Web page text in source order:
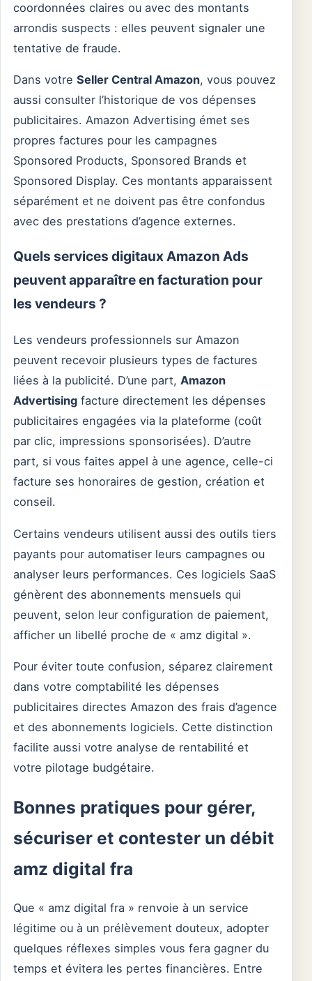
coordonnées claires ou avec des montants
arrondis suspects : elles peuvent signaler une
tentative de fraude.
Dans votre Seller Central Amazon, vous pouvez
aussi consulter l’historique de vos dépenses
publicitaires. Amazon Advertising émet ses
propres factures pour les campagnes
Sponsored Products, Sponsored Brands et
Sponsored Display. Ces montants apparaissent
séparément et ne doivent pas être confondus
avec des prestations d’agence externes.
Quels services digitaux Amazon Ads
peuvent apparaître en facturation pour
les vendeurs ?
Les vendeurs professionnels sur Amazon
peuvent recevoir plusieurs types de factures
liées à la publicité. D’une part, Amazon
Advertising facture directement les dépenses
publicitaires engagées via la plateforme (coût
par clic, impressions sponsorisées). D’autre
part, si vous faites appel à une agence, celle-ci
facture ses honoraires de gestion, création et
conseil.
Certains vendeurs utilisent aussi des outils tiers
payants pour automatiser leurs campagnes ou
analyser leurs performances. Ces logiciels SaaS
génèrent des abonnements mensuels qui
peuvent, selon leur configuration de paiement,
afficher un libellé proche de « amz digital ».
Pour éviter toute confusion, séparez clairement
dans votre comptabilité les dépenses
publicitaires directes Amazon des frais d’agence
et des abonnements logiciels. Cette distinction
facilite aussi votre analyse de rentabilité et
votre pilotage budgétaire.
Bonnes pratiques pour gérer,
sécuriser et contester un débit
amz digital fra
Que « amz digital fra » renvoie à un service
légitime ou à un prélèvement douteux, adopter
quelques réflexes simples vous fera gagner du
temps et évitera les pertes financières. Entre